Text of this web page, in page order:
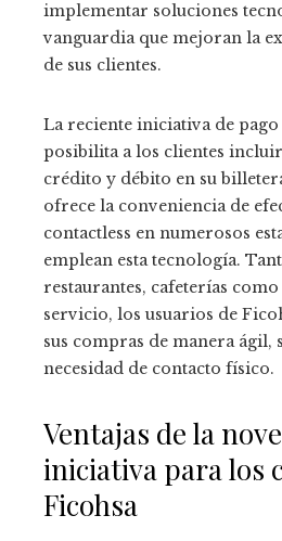
implementar soluciones
vanguardia que mejoran la
de sus clientes.
La reciente iniciativa de
posibilita a los clientes
crédito y débito en su
ofrece la conveniencia de
contactless en numerosos
emplean esta tecnología.
restaurantes, cafeterías como
servicio, los usuarios de
sus compras de manera ágil,
necesidad de contacto físico.
Ventajas de la
iniciativa para los
Ficohsa